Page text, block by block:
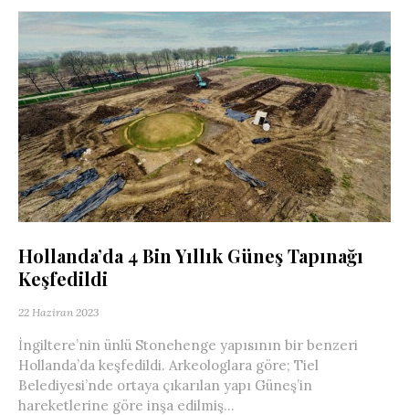
Hollanda’da 4 Bin Yıllık Güneş Tapınağı
Keşfedildi
22 Haziran 2023
İngiltere’nin ünlü Stonehenge yapısının bir benzeri
Hollanda’da keşfedildi. Arkeologlara göre; Tiel
Belediyesi’nde ortaya çıkarılan yapı Güneş’in
hareketlerine göre inşa edilmiş...